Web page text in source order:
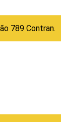
789 Contran.